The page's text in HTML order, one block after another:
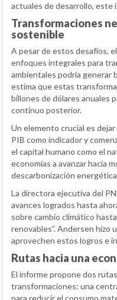
actuales de desarrollo, este
Transformaciones
sostenible
A pesar de estos desafíos,
enfoques integrales para
ambientales podría generar
estima que estas
billones de dólares anuales
continuo posterior.
Un elemento crucial es
PIB como indicador y
el capital humano como el
economías a avanzar hacia
descarbonización
La directora ejecutiva del
avances logrados hasta
sobre cambio climático
renovables”. Andersen hizo
aprovechen estos logros e
Rutas hacia una
El informe propone dos
transformaciones: una